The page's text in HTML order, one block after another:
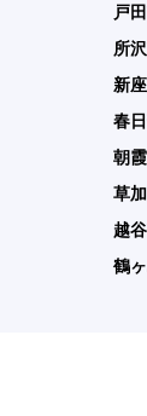
戸
所
新
春
朝
草
越
鶴